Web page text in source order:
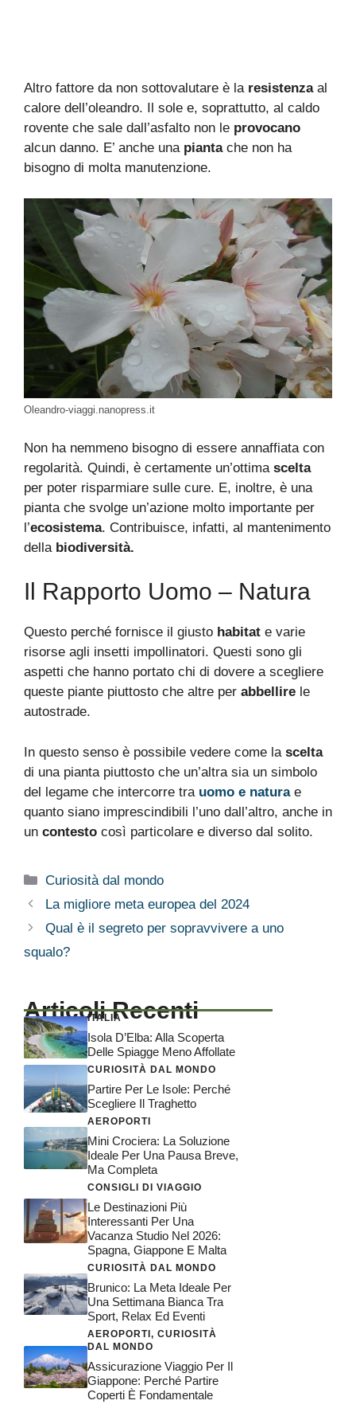
Altro fattore da non sottovalutare è la resistenzaal
calore dell’oleandro. Il sole e, soprattutto, al caldo
rovente che sale dall’asfalto non le provocano
alcun danno. E’ anche una piantache non ha
bisogno di molta manutenzione.
Oleandro-viaggi.nanopress.it
Non ha nemmeno bisogno di essere annaffiata con
regolarità. Quindi, è certamente un’ottima scelta
per poter risparmiare sulle cure. E, inoltre, è una
pianta che svolge un’azione molto importante per
l’ecosistema. Contribuisce, infatti, al mantenimento
della biodiversità.
Il Rapporto Uomo – Natura
Questo perché fornisce il giusto habitat e varie
risorse agli insetti impollinatori. Questi sono gli
aspetti che hanno portato chi di dovere a scegliere
queste piante piuttosto che altre per abbellire le
autostrade.
In questo senso è possibile vedere come lascelta
di una pianta piuttosto che un’altra sia un simbolo
del legame che intercorre tra uomo e naturae
quanto siano imprescindibili l’uno dall’altro, anche in
un contesto così particolare e diverso dal solito.
Categorie
Curiosità dal mondo
La migliore meta europea del 2024
Qual è il segreto per sopravvivere a uno
squalo?
Articoli Recenti
ITALIA
Isola D’Elba: Alla Scoperta
Delle Spiagge Meno Affollate
CURIOSITÀ DAL MONDO
Partire Per Le Isole: Perché
Scegliere Il Traghetto
AEROPORTI
Mini Crociera: La Soluzione
Ideale Per Una Pausa Breve,
Ma Completa
CONSIGLI DI VIAGGIO
Le Destinazioni Più
Interessanti Per Una
Vacanza Studio Nel 2026:
Spagna, Giappone E Malta
CURIOSITÀ DAL MONDO
Brunico: La Meta Ideale Per
Una Settimana Bianca Tra
Sport, Relax Ed Eventi
AEROPORTI, CURIOSITÀ
DAL MONDO
Assicurazione Viaggio Per Il
Giappone: Perché Partire
Coperti È Fondamentale